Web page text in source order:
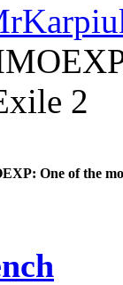
2
One of the